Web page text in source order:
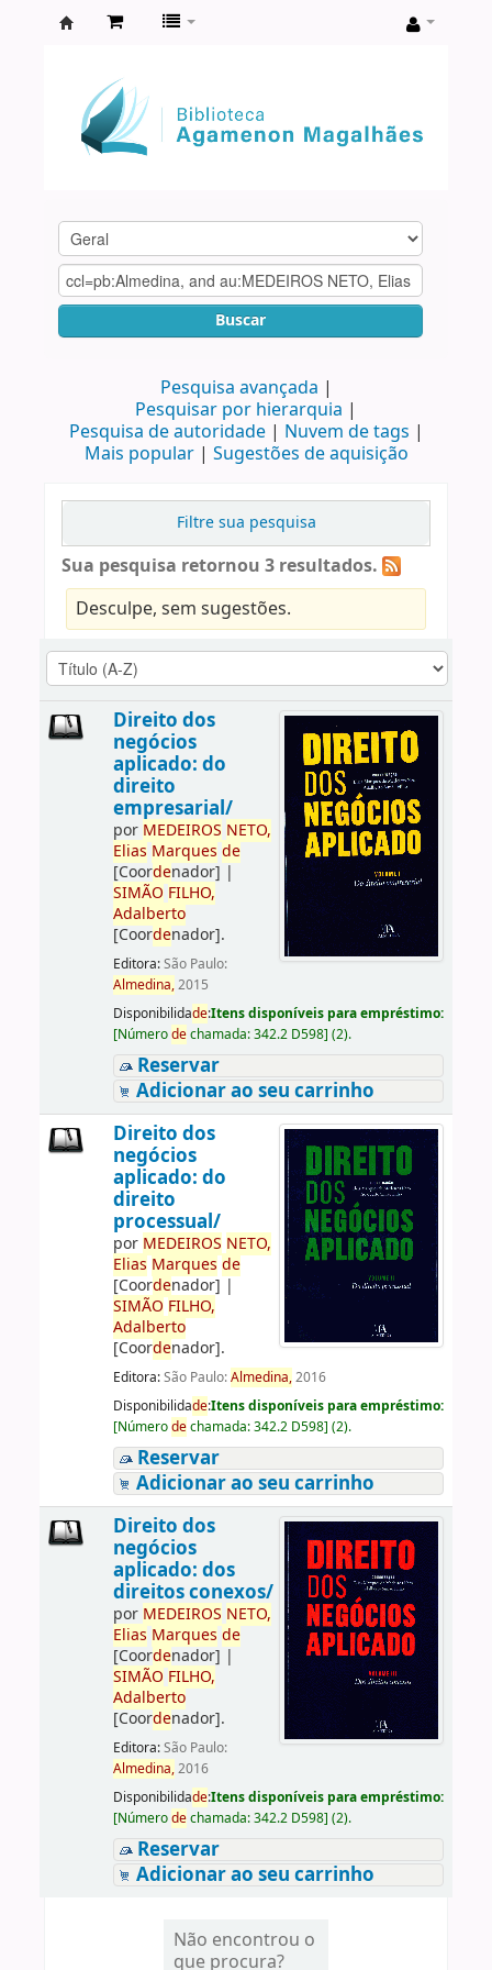
Agamenon
Magalhães
Buscar
Pesquisa avançada
Pesquisar por hierarquia
Pesquisa de autoridade
Nuvem de tags
Mais popular
Sugestões de aquisição
Filtre sua pesquisa
Sua pesquisa retornou 3 resultados.
Desculpe, sem sugestões.
Direito dos
negócios
aplicado: do
direito
empresarial/
por MEDEIROS NETO,
Elias Marques de
[Coordenador] |
SIMÃO FILHO,
Adalberto
[Coordenador].
Editora:São Paulo:
Almedina,2015
Disponibilidade:Itens disponíveis para empréstimo:
[Númerodechamada:342.2 D598] (2).
Reservar
Adicionar ao seu carrinho
Direito dos
negócios
aplicado: do
direito
processual/
por MEDEIROS NETO,
Elias Marques de
[Coordenador] |
SIMÃO FILHO,
Adalberto
[Coordenador].
Editora:São Paulo:Almedina,2016
Disponibilidade:Itens disponíveis para empréstimo:
[Númerodechamada:342.2 D598] (2).
Reservar
Adicionar ao seu carrinho
Direito dos
negócios
aplicado: dos
direitos conexos/
por MEDEIROS NETO,
Elias Marques de
[Coordenador] |
SIMÃO FILHO,
Adalberto
[Coordenador].
Editora:São Paulo:
Almedina,2016
Disponibilidade:Itens disponíveis para empréstimo:
[Númerodechamada:342.2 D598] (2).
Reservar
Adicionar ao seu carrinho
Não encontrou o
que procura?